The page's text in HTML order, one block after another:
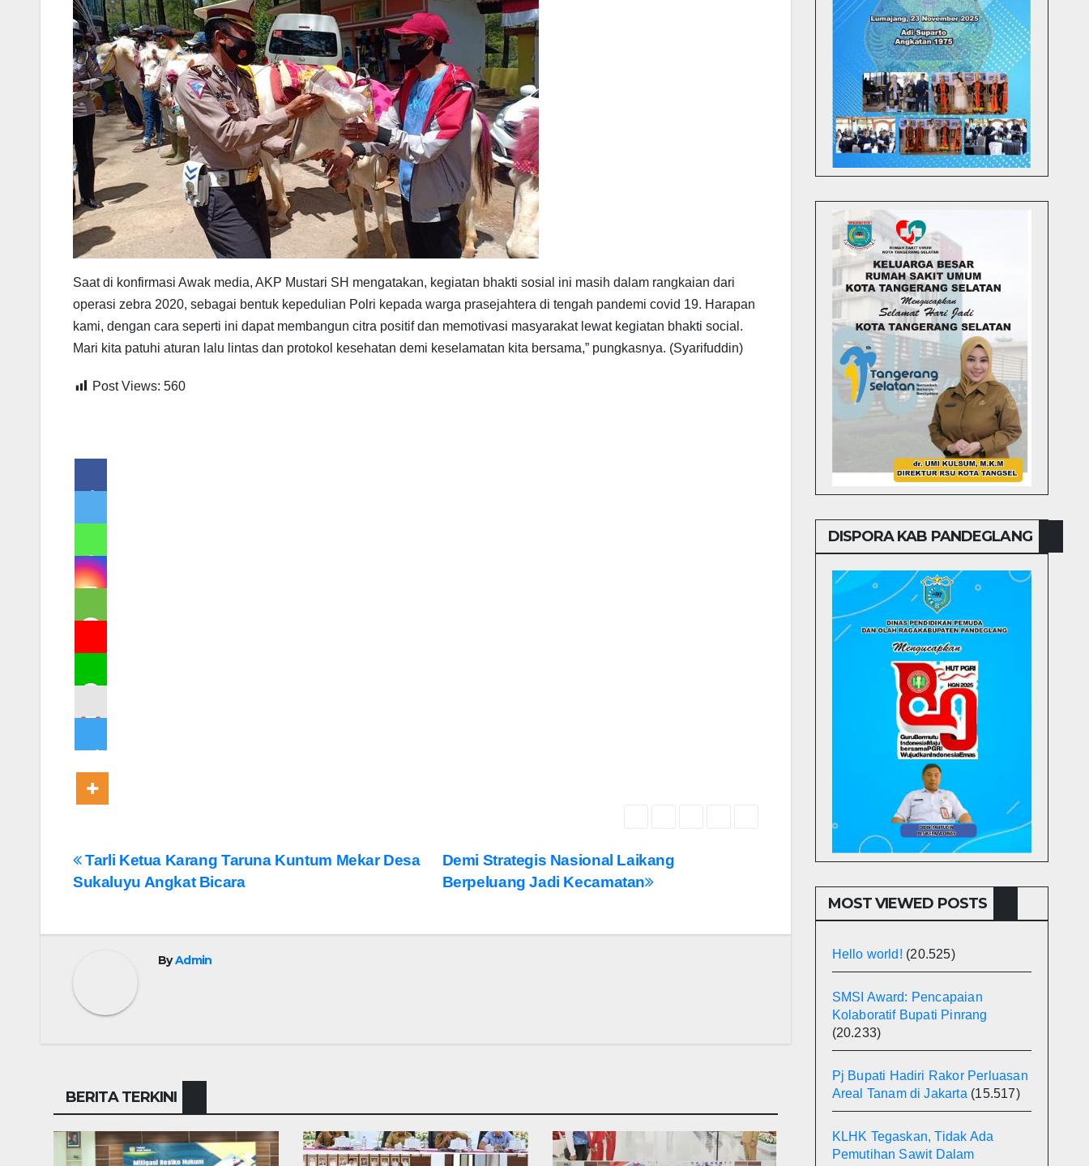
Saat di konfirmasi Awak media, AKP Mustari SH mengatakan, kegiatan bhakti sosial ini masih dalam rangkaian dari
operasi zebra 2020, sebagai bentuk kepedulian Polri kepada warga prasejahtera di tengah pandemi covid 19. Harapan
kami, dengan cara seperti ini dapat membangun citra positif dan memotivasi masyarakat lewat kegiatan bhakti social.
Mari kita patuhi aturan lalu lintas dan protokol kesehatan demi keselamatan kita bersama,” pungkasnya. (Syarifuddin)
Post Views: 560
Navigasi
pos
Demi Strategis Nasional Laikang
Berpeluang Jadi Kecamatan
Tarli Ketua Karang Taruna Kuntum Mekar Desa
Sukaluyu Angkat Bicara
ByAdmin
BERITA TERKINI
DISPORA KAB PANDEGLANG
MOST VIEWED POSTS
Hello world! (20.525)
SMSI Award: Pencapaian
Kolaboratif Bupati Pinrang
(20.233)
Pj Bupati Hadiri Rakor Perluasan
Areal Tanam di Jakarta (15.517)
KLHK Tegaskan, Tidak Ada
Pemutihan Sawit Dalam